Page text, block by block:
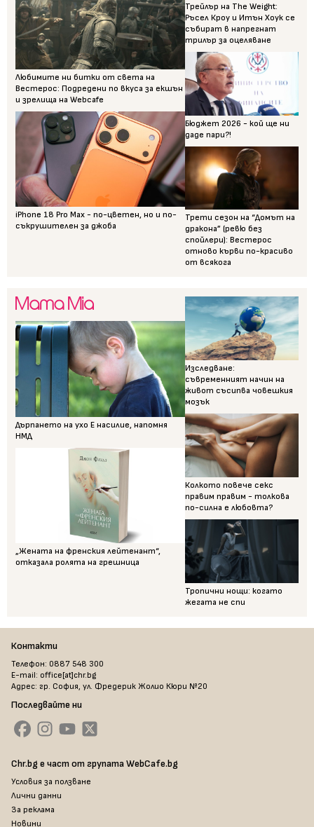
Любимите ни битки от света на
Вестерос: Подредени по вкуса за екшън
и зрелища на Webcafe
iPhone 18 Pro Max - по-цветен, но и по-
съкрушителен за джоба
Трейлър на The Weight:
Ръсел Кроу и Итън Хоук се
събират в напрегнат
трилър за оцеляване
Бюджет 2026 - кой ще ни
даде пари?!
Трети сезон на “Домът на
дракона” (ревю без
спойлери): Вестерос
отново кърви по-красиво
от всякога
Дърпането на ухо Е насилие, напомня
НМД
„Жената на френския лейтенант“,
отказала ролята на грешница
Изследване:
съвременният начин на
живот съсипва човешкия
мозък
Колкото повече секс
правим правим - толкова
по-силна е любовта?
Тропични нощи: когато
жегата не спи
Контакти
Телефон: 0887 548 300
E-mail: office[at]chr.bg
Адрес: гр. София, ул. Фредерик Жолио Кюри №20
Последвайте ни
Chr.bg е част от групата WebCafe.bg
Условия за ползване
Лични данни
За реклама
Новини